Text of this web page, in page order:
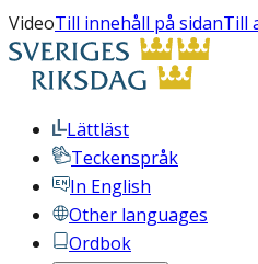
VideoTill innehåll på sidanTill
Lättläst
Teckenspråk
In English
Other languages
Ordbok